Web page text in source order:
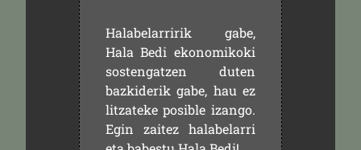
Halabelarririk gabe,
Hala Bedi ekonomikoki
sostengatzen duten
bazkiderik gabe, hau ez
litzateke posible izango.
Egin zaitez halabelarri